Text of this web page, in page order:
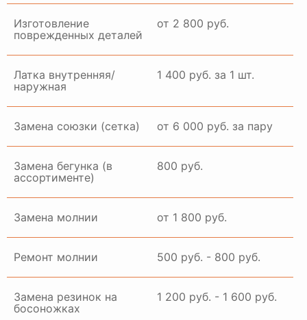
Изготовление
поврежденных деталей
от 2 800 руб.
Латка внутренняя/
наружная
1 400 руб. за 1 шт.
Замена союзки (сетка) от 6 000 руб. за пару
Замена бегунка (в
ассортименте)
800 руб.
Замена молнии от 1 800 руб.
Ремонт молнии 500 руб. - 800 руб.
Замена резинок на
босоножках
1 200 руб. - 1 600 руб.